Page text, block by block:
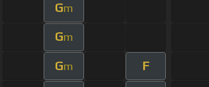
Gm
Gm
Gm F